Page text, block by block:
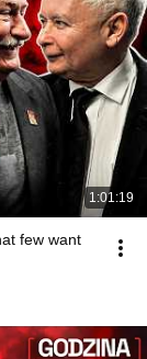
1:01:19
few want